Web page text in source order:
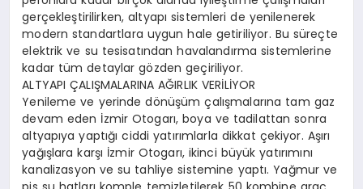
gerçekleştirilirken, altyapı sistemleri de yenilenerek
modern standartlara uygun hale getiriliyor. Bu süreçte
elektrik ve su tesisatından havalandırma sistemlerine
kadar tüm detaylar gözden geçiriliyor.
ALTYAPI ÇALIŞMALARINA AĞIRLIK VERİLİYOR
Yenileme ve yerinde dönüşüm çalışmalarına tam gaz
devam eden İzmir Otogarı, boya ve tadilattan sonra
altyapıya yaptığı ciddi yatırımlarla dikkat çekiyor. Aşırı
yağışlara karşı İzmir Otogarı, ikinci büyük yatırımını
kanalizasyon ve su tahliye sistemine yaptı. Yağmur ve